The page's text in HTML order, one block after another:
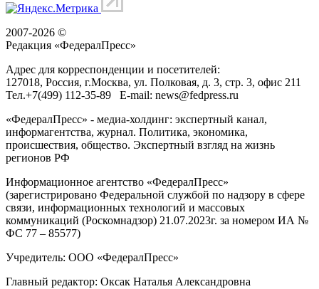
2007-2026 ©
Редакция «ФедералПресс»
Адрес для корреспонденции и посетителей:
127018, Россия, г.Москва, ул. Полковая, д. 3, стр. 3, офис 211
Тел.+7(499) 112-35-89 E-mail: news@fedpress.ru
«ФедералПресс» - медиа-холдинг: экспертный канал,
информагентства, журнал. Политика, экономика,
происшествия, общество. Экспертный взгляд на жизнь
регионов РФ
Информационное агентство «ФедералПресс»
(зарегистрировано Федеральной службой по надзору в сфере
связи, информационных технологий и массовых
коммуникаций (Роскомнадзор) 21.07.2023г. за номером ИА №
ФС 77 – 85577)
Учредитель: ООО «ФедералПресс»
Главный редактор: Оксак Наталья Александровна